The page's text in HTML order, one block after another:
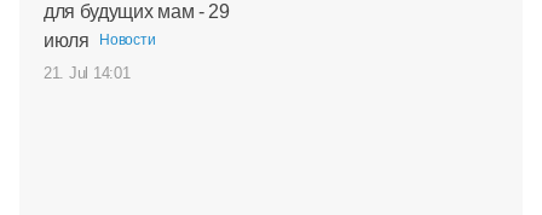
для будущих мам - 29
июля
Новости
21. Jul 14:01